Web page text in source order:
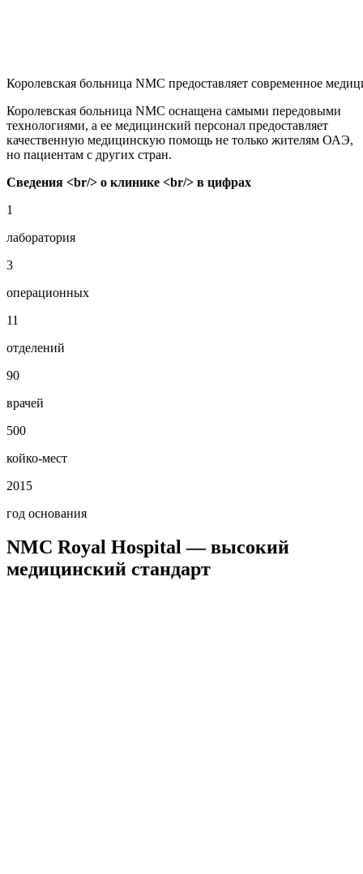
Королевская больница NMC предоставляет современное
Королевская больница NMC оснащена самыми передовыми
технологиями, а ее медицинский персонал предоставляет
качественную медицинскую помощь не только жителям ОАЭ,
но пациентам с других стран.
Сведения <br/> о клинике <br/> в цифрах
1
лаборатория
3
операционных
11
отделений
90
врачей
500
койко-мест
2015
год основания
NMC Royal Hospital — высокий
медицинский стандарт